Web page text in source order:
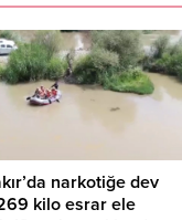
narkotiğe dev
kilo esrar ele